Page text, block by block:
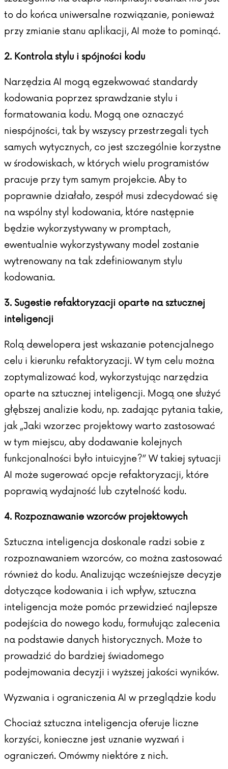
to do końca uniwersalne rozwiązanie, ponieważ
przy zmianie stanu aplikacji, AI może to pominąć.
2. Kontrola stylu i spójności kodu
Narzędzia AI mogą egzekwować standardy
kodowania poprzez sprawdzanie stylu i
formatowania kodu. Mogą one oznaczyć
niespójności, tak by wszyscy przestrzegali tych
samych wytycznych, co jest szczególnie korzystne
w środowiskach, w których wielu programistów
pracuje przy tym samym projekcie. Aby to
poprawnie działało, zespół musi zdecydować się
na wspólny styl kodowania, które następnie
będzie wykorzystywany w promptach,
ewentualnie wykorzystywany model zostanie
wytrenowany na tak zdefiniowanym stylu
kodowania.
3. Sugestie refaktoryzacji oparte na sztucznej
inteligencji
Rolą dewelopera jest wskazanie potencjalnego
celu i kierunku refaktoryzacji. W tym celu można
zoptymalizować kod, wykorzystując narzędzia
oparte na sztucznej inteligencji. Mogą one służyć
głębszej analizie kodu, np. zadając pytania takie,
jak „Jaki wzorzec projektowy warto zastosować
w tym miejscu, aby dodawanie kolejnych
funkcjonalności było intuicyjne?” W takiej sytuacji
AI może sugerować opcje refaktoryzacji, które
poprawią wydajność lub czytelność kodu.
4. Rozpoznawanie wzorców projektowych
Sztuczna inteligencja doskonale radzi sobie z
rozpoznawaniem wzorców, co można zastosować
również do kodu. Analizując wcześniejsze decyzje
dotyczące kodowania i ich wpływ, sztuczna
inteligencja może pomóc przewidzieć najlepsze
podejścia do nowego kodu, formułując zalecenia
na podstawie danych historycznych. Może to
prowadzić do bardziej świadomego
podejmowania decyzji i wyższej jakości wyników.
Wyzwania i ograniczenia AI w przeglądzie kodu
Chociaż sztuczna inteligencja oferuje liczne
korzyści, konieczne jest uznanie wyzwań i
ograniczeń. Omówmy niektóre z nich.